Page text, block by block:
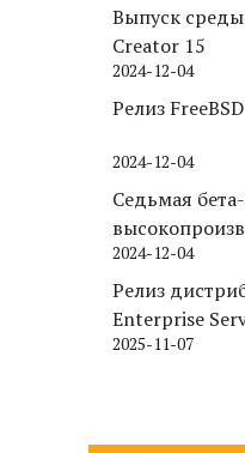
Выпуск
Creator 15
2024-12-04
Релиз
2024-12-04
Седьмая
движка
2024-12-04
Релиз
Enterprise
2025-11-07